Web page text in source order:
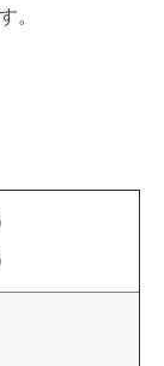
。